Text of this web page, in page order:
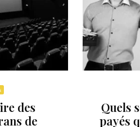
des
de
Quels
payés